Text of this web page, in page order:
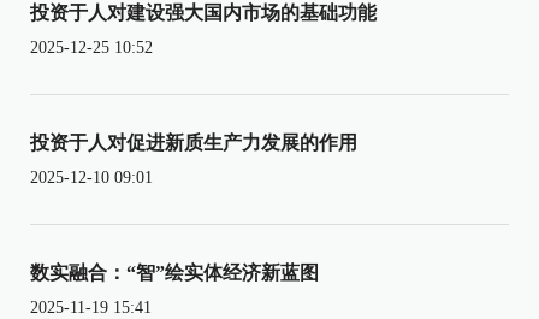
投资于人对建设强大国内市场的基础功能
2025-12-25 10:52
投资于人对促进新质生产力发展的作用
2025-12-10 09:01
数实融合：“智”绘实体经济新蓝图
2025-11-19 15:41